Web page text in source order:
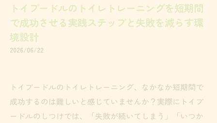
トイプードルのトイレトレーニングを短期間
で成功させる実践ステップと失敗を減らす環
境設計
2026/06/22
トイプードルのトイレトレーニング、なかなか短期間で
成功するのは難しいと感じていませんか？実際にトイプ
ードルのしつけでは、「失敗が続いてしまう」「いつか